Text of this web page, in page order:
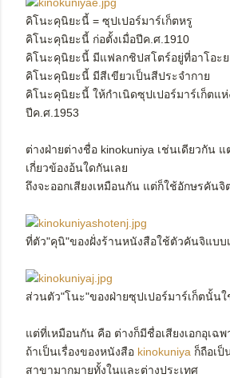
คิโนะคุนิยะนี้ = ซุปเปอร์มาร์เก็ตหรู
คิโนะคุนิยะนี้ ก่อตั้งเมื่อปีค.ศ.1910
คิโนะคุนิยะนี้ มีแฟลกชิปสโตร์อยู่ที่อาโอะ
คิโนะคุนิยะนี้ มีสีเขียวเป็นสีประจำกาย
คิโนะคุนิยะนี้ ให้กำเนิดซุปเปอร์มาร์เก็ตแ
ปีค.ศ.1953
ต่างฝ่ายต่างชื่อ kinokuniya เช่นเดียวกัน
เกี่ยวข้องอ้นใดกันเลย
ถึงจะออกเสียงเหมือนกัน แต่ก็ใช้อักษรคันจิ
ที่ตัว"คุนิ"ของฝั่งร้านหนังสือใช้ตัวคันจิแบบ
ส่วนตัว"โนะ"ของฝ่ายซุปเปอร์มาร์เก็ตนั้นใ
แต่ที่เหมือนกัน คือ ต่างก็มีชื่อเสียงเอกอุเฉ
ถ้าเป็นเรื่องของหนังสือ kinokuniya ก็ถือเป็
สาขามากมายทั้งในและต่างประเทศ